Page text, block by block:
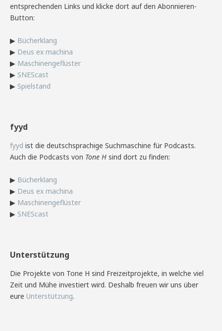
entsprechenden Links und klicke dort auf den Abonnieren-
Button:
▶ Bücherklang
▶ Deus ex machina
▶ Maschinengeflüster
▶ SNEScast
▶ Spielstand
fyyd
fyyd ist die deutschsprachige Suchmaschine für Podcasts.
Auch die Podcasts von Tone H sind dort zu finden:
▶ Bücherklang
▶ Deus ex machina
▶ Maschinengeflüster
▶ SNEScast
Unterstützung
Die Projekte von Tone H sind Freizeitprojekte, in welche viel
Zeit und Mühe investiert wird. Deshalb freuen wir uns über
eure Unterstützung.